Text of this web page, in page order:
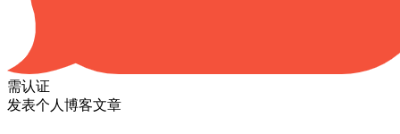
需认证
发表个人博客文章